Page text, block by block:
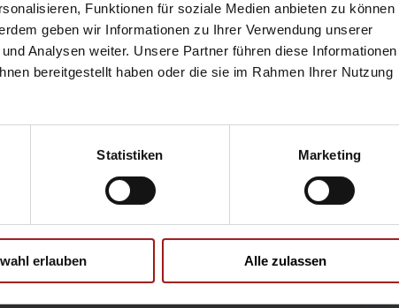
Funktionen für soziale Medien anbieten zu können
geben wir Informationen zu Ihrer Verwendung unserer
Analysen weiter. Unsere Partner führen diese Informationen
bereitgestellt haben oder die sie im Rahmen Ihrer Nutzung
Statistiken Marketing
erlauben Alle zulassen
Store – Bochum
|Impressum|Garantie|